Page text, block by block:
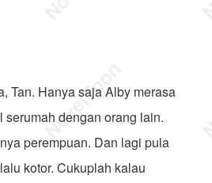
Tan. Hanya saja Alby merasa
dengan orang lain.
perempuan. Dan lagi pula
kotor. Cukuplah kalau